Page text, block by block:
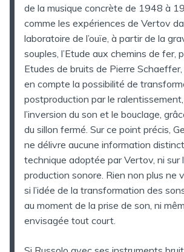
de la musique concrète de 1948 à
comme les expériences de Vertov
laboratoire de l’ouïe, à partir de la
souples, l’Etude aux chemins de fer,
Etudes de bruits de Pierre
en compte la possibilité de
postproduction par le ralentissement,
l’inversion du son et le bouclage,
du sillon fermé. Sur ce point précis,
ne délivre aucune information
technique adoptée par Vertov, ni sur
production sonore. Rien non plus ne
si l’idée de la transformation des
au moment de la prise de son, ni
envisagée tout court.